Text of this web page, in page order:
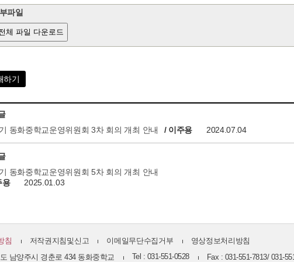
파일
체 파일 다운로드
하기
동화중학교운영위원회 3차 회의 개최 안내
/ 이주용 2024.07.04
동화중학교운영위원회 5차 회의 개최 안내
용
2025.01.03
침 저작권지침및신고 이메일무단수집거부
영상정보처리방침
남양주시 경춘로 434 동화중학교
Tel : 031-551-0528 Fax : 031-551-7813/ 031-